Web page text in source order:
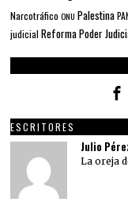
Narcotráfico ONU Palestina
judicial Reforma Poder
ESCRITORES
Julio
La oreja